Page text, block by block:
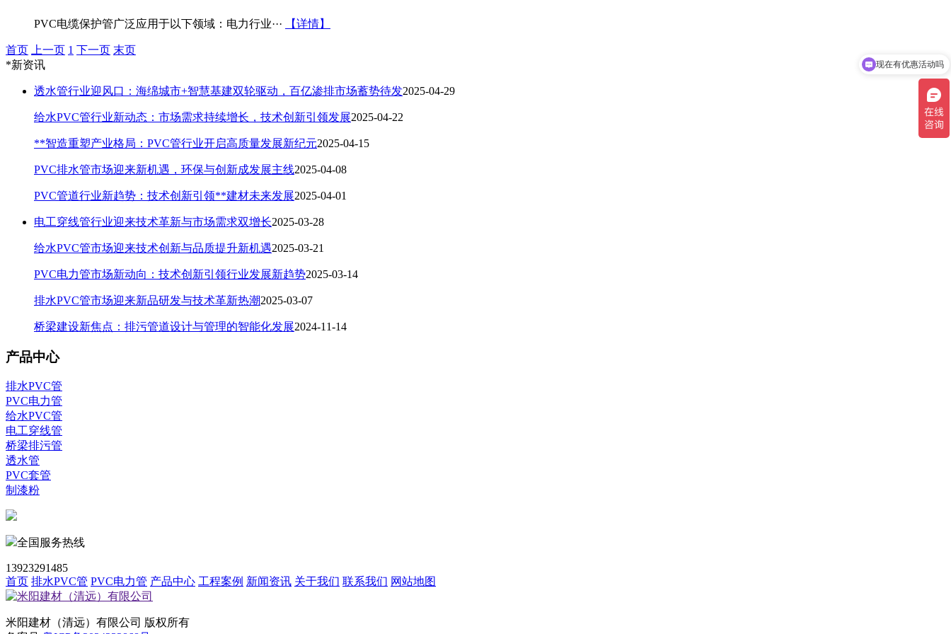
PVC电缆保护管广泛应用于以下领域：电力行业··· 【详情】
首页 上一页 1 下一页 末页
*新资讯
透水管行业迎风口：海绵城市+智慧基建双轮驱动，百亿渗排市场蓄势待发2025-04-29
给水PVC管行业新动态：市场需求持续增长，技术创新引领发展2025-04-22
**智造重塑产业格局：PVC管行业开启高质量发展新纪元2025-04-15
PVC排水管市场迎来新机遇，环保与创新成发展主线2025-04-08
PVC管道行业新趋势：技术创新引领**建材未来发展2025-04-01
电工穿线管行业迎来技术革新与市场需求双增长2025-03-28
给水PVC管市场迎来技术创新与品质提升新机遇2025-03-21
PVC电力管市场新动向：技术创新引领行业发展新趋势2025-03-14
排水PVC管市场迎来新品研发与技术革新热潮2025-03-07
桥梁建设新焦点：排污管道设计与管理的智能化发展2024-11-14
产品中心
排水PVC管
PVC电力管
给水PVC管
电工穿线管
桥梁排污管
透水管
PVC套管
制漆粉
全国服务热线
13923291485
首页 排水PVC管 PVC电力管 产品中心 工程案例 新闻资讯 关于我们 联系我们 网站地图
米阳建材（清远）有限公司 版权所有
现在有优惠活动吗